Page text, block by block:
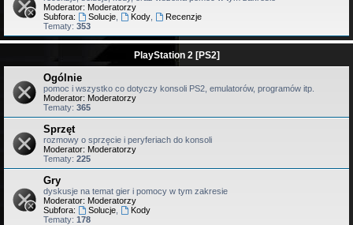
Moderator: Moderatorzy
Subfora:
Solucje, Kody,
Recenzje
Tematy: 353
PlayStation 2 [PS2]
Ogólnie
pomoc i wszystko co dotyczy konsoli PS2, emulatorów, programów itp.
Moderator: Moderatorzy
Tematy: 365
Sprzęt
rozmowy o sprzęcie i peryferiach do konsoli
Moderator: Moderatorzy
Tematy: 225
Gry
dyskusje na temat gier i pomocy w tym zakresie
Moderator: Moderatorzy
Subfora:
Solucje,
Kody
Tematy: 178